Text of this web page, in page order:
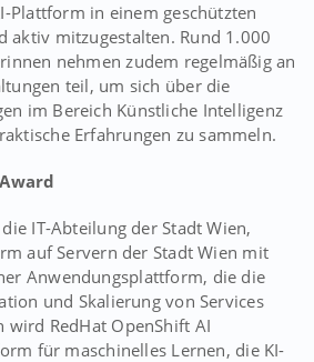
Plattform in einem geschützten
aktiv mitzugestalten. Rund 1.000
nehmen zudem regelmäßig an
teil, um sich über die
im Bereich Künstliche Intelligenz
Erfahrungen zu sammeln.
IT-Abteilung der Stadt Wien,
auf Servern der Stadt Wien mit
Anwendungsplattform, die die
und Skalierung von Services
wird RedHat OpenShift AI
für maschinelles Lernen, die KI-